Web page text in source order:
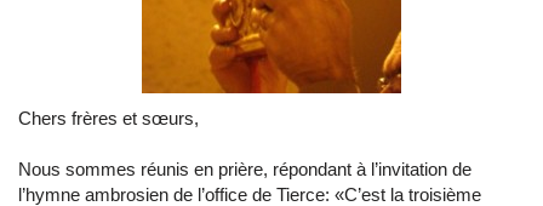
Chers frères et sœurs,
Nous sommes réunis en prière, répondant à l’invitation de
l’hymne ambrosien de l’office de Tierce: «C’est la troisième